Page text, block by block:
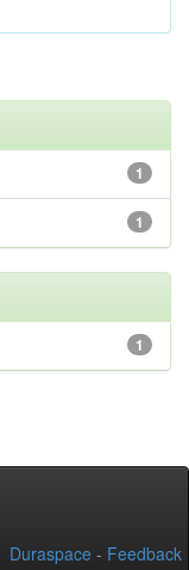
1
1
1
Duraspace - Feedback